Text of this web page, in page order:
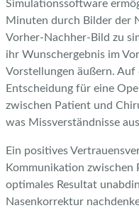
Simulationssoftware
Minuten durch Bilder der
Vorher-Nachher-Bild zu
ihr Wunschergebnis im
Vorstellungen äußern. Auf
Entscheidung für eine
zwischen Patient und
was Missverständnisse
Ein positives
Kommunikation zwischen
optimales Resultat
Nasenkorrektur